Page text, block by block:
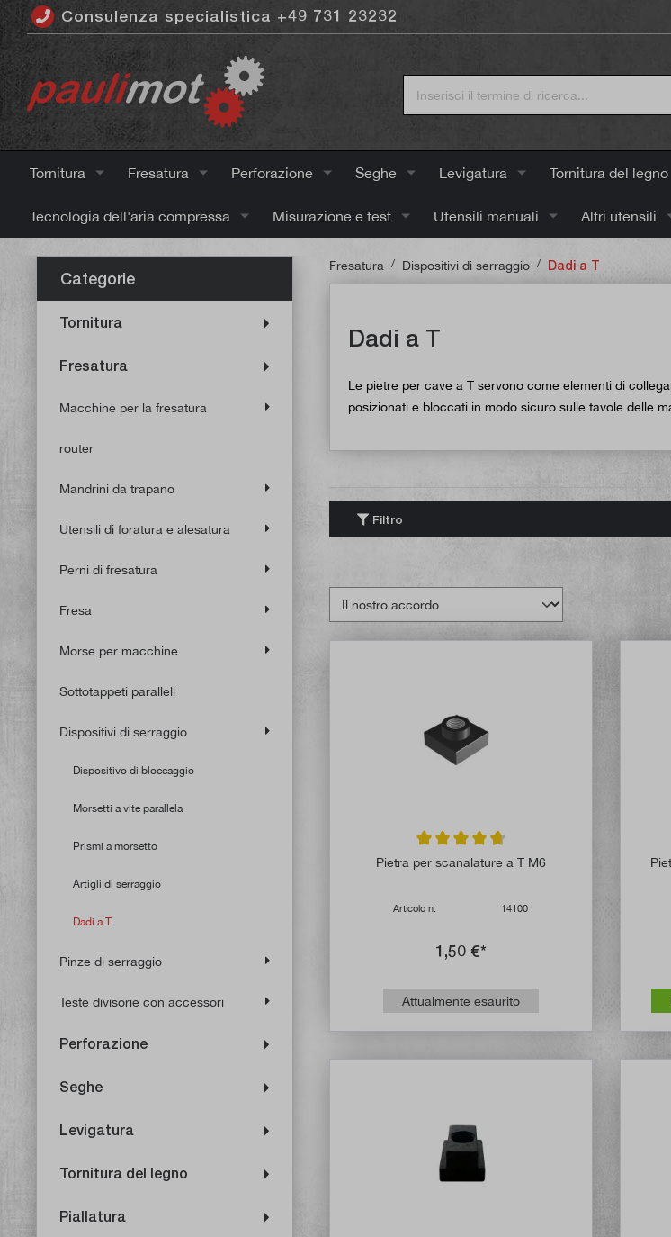
principale
Consulenza specialistica +49 731 23232
Tornitura Fresatura Perforazione Seghe Levigatura Tornitura del legno
Tecnologia dell'aria compressa Misurazione e test Utensili manuali Altri utensili
Categorie
Tornitura
Fresatura
Macchine per la fresatura
router
Mandrini da trapano
Utensili di foratura e alesatura
Perni di fresatura
Fresa
Morse per macchine
Sottotappeti paralleli
Dispositivi di serraggio
Dispositivo di bloccaggio
Morsetti a vite parallela
Prismi a morsetto
Artigli di serraggio
Dadi a T
Pinze di serraggio
Teste divisorie con accessori
Perforazione
Seghe
Levigatura
Tornitura del legno
Piallatura
Fresatura / Dispositivi di serraggio / Dadi a T
Dadi a T
Le pietre per cave a T servono come elementi di
posizionati e bloccati in modo sicuro sulle tavole delle
Filtro
Valutazione media di 4.8 su 5 stelle
Pietra per scanalature a T M6
Articolo n: 14100
1,50 €*
Attualmente esaurito